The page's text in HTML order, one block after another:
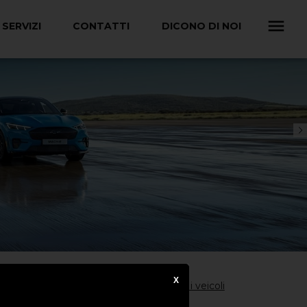
SERVIZI CONTATTI DICONO DI NOI
Consulta tutti i veicoli
X